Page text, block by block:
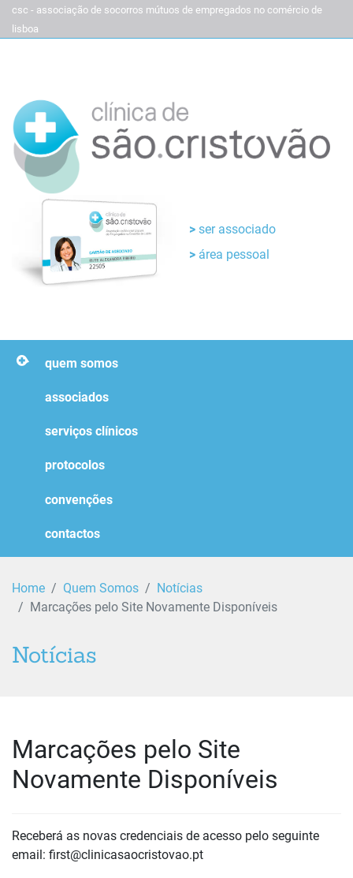
csc - associação de socorros mútuos de empregados no comércio de
lisboa
ser associado
área pessoal
homepage
quem somos
associados
serviços clínicos
protocolos
convenções
contactos
Home Quem Somos
Notícias
Marcações pelo Site Novamente Disponíveis
Notícias
Marcações pelo Site
Novamente Disponíveis
Receberá as novas credenciais de acesso pelo seguinte
email: first@clinicasaocristovao.pt